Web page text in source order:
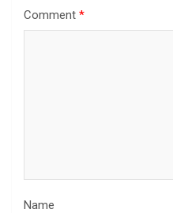
Comment *
Name